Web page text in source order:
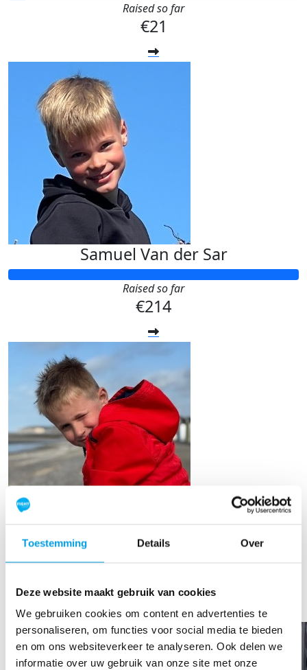
Toestemming Details Over
Deze website maakt gebruik van cookies
We gebruiken cookies om content en advertenties te
personaliseren, om functies voor social media te bieden
en om ons websiteverkeer te analyseren. Ook delen we
informatie over uw gebruik van onze site met onze
Raised so far
€21
Samuel Van der Sar
Raised so far
€214
Bo Hazenoot
€125